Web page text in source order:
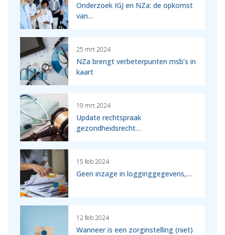
Onderzoek IGJ en NZa: de opkomst
van…
25 mrt 2024
NZa brengt verbeterpunten msb’s in
kaart
19 mrt 2024
Update rechtspraak
gezondheidsrecht…
15 feb 2024
Geen inzage in logginggegevens,…
12 feb 2024
Wanneer is een zorginstelling (niet)